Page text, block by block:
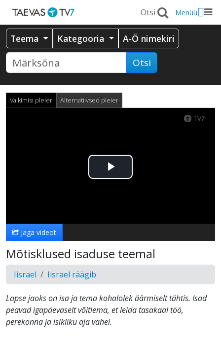
Menüü
Teema Kategooria A-Ö nimekiri
Otsi
Vaikimisi pleier Alternatiivsed pleier
Esita
Jaga videot
Mõtisklused isaduse teemal
Iisrael Iisrael räägib
Lapse jaoks on isa ja tema kohalolek äärmiselt tähtis. Isad
peavad igapäevaselt võitlema, et leida tasakaal töö,
perekonna ja isikliku aja vahel.